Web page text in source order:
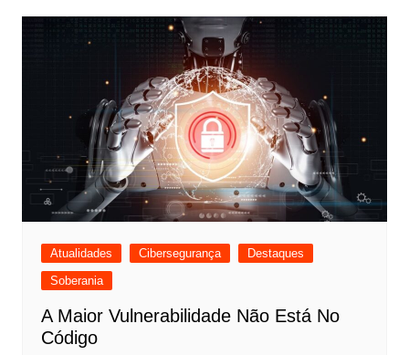
Atualidades Cibersegurança
Destaques
Soberania
A Maior Vulnerabilidade Não Está No
Código